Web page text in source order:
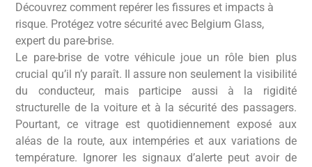
Découvrez comment repérer les fissures et impacts à
risque. Protégez votre sécurité avec Belgium Glass,
expert du pare-brise.
Le pare-brise de votre véhicule joue un rôle bien plus
crucial qu’il n’y paraît. Il assure non seulement la visibilité
du conducteur, mais participe aussi à la rigidité
structurelle de la voiture et à la sécurité des passagers.
Pourtant, ce vitrage est quotidiennement exposé aux
aléas de la route, aux intempéries et aux variations de
température. Ignorer les signaux d’alerte peut avoir de